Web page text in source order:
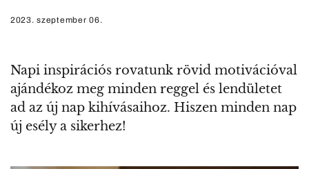
2023. szeptember 06.
Napi inspirációs rovatunk rövid motivációval
ajándékoz meg minden reggel és lendületet
ad az új nap kihívásaihoz. Hiszen minden nap
új esély a sikerhez!